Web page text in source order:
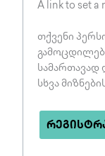
A link to set a
თქვენი
სხვა